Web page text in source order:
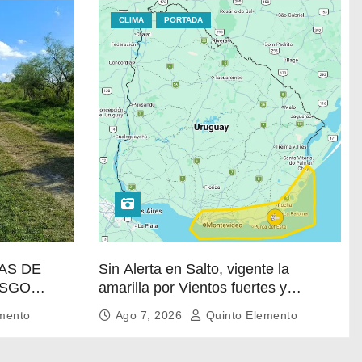
DE
CLIMA PORTADA
Sin Alerta en Salto, vigente la
amarilla por Vientos fuertes y
Ago 7, 2026 Quinto Elemento